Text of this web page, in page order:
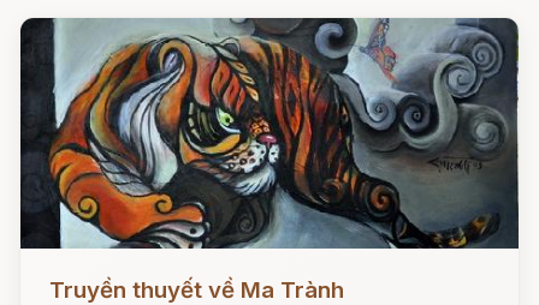
Đọc ngay
Truyền thuyết về Ma Trành